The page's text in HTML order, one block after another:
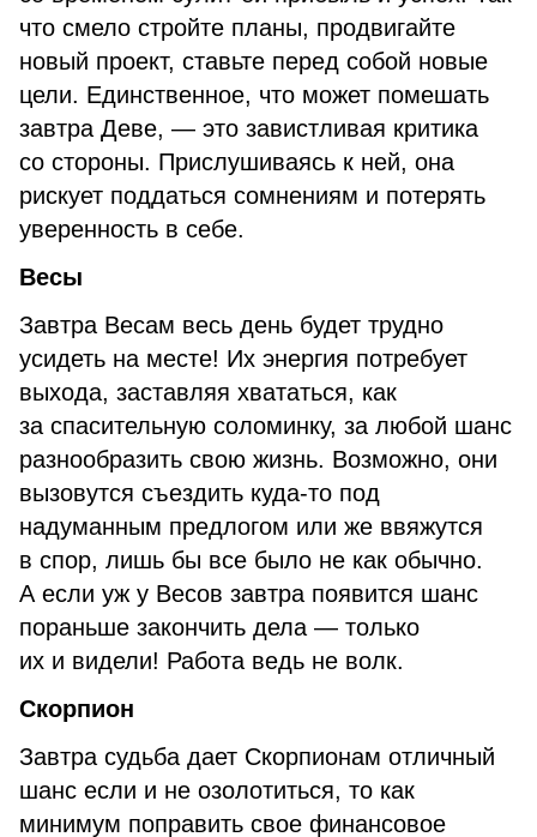
что смело стройте планы, продвигайте
новый проект, ставьте перед собой новые
цели. Единственное, что может помешать
завтра Деве, — это завистливая критика
со стороны. Прислушиваясь к ней, она
рискует поддаться сомнениям и потерять
уверенность в себе.
Весы
Завтра Весам весь день будет трудно
усидеть на месте! Их энергия потребует
выхода, заставляя хвататься, как
за спасительную соломинку, за любой шанс
разнообразить свою жизнь. Возможно, они
вызовутся съездить куда-то под
надуманным предлогом или же ввяжутся
в спор, лишь бы все было не как обычно.
А если уж у Весов завтра появится шанс
пораньше закончить дела — только
их и видели! Работа ведь не волк.
Скорпион
Завтра судьба дает Скорпионам отличный
шанс если и не озолотиться, то как
минимум поправить свое финансовое